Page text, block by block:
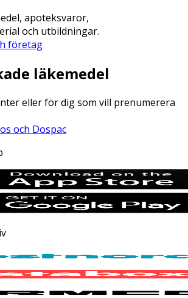
apoteksvaror,
och utbildningar.
företag
läkemedel
eller för dig som vill prenumerera
och Dospac